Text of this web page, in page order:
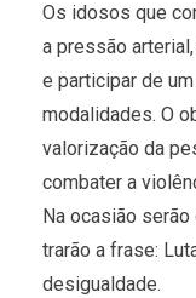
Os idosos que
a pressão
e participar de
modalidades. O
valorização da
combater a
Na ocasião
trarão a frase:
desigualdade.